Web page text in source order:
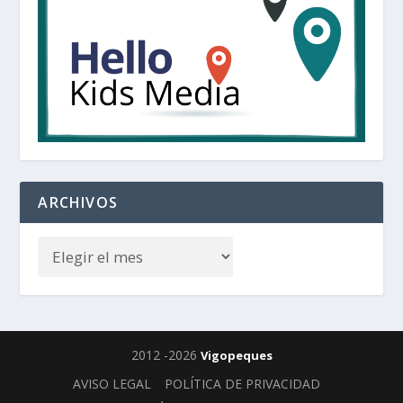
ARCHIVOS
2012 -2026 Vigopeques
AVISO LEGAL
POLÍTICA DE PRIVACIDAD